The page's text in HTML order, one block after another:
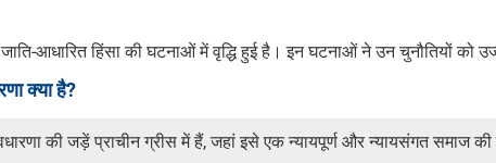
आधारित हिंसा की घटनाओं में वृद्धि हुई है। इन घटनाओं ने उन चुनौतियों को
क्या है?
की जड़ें प्राचीन ग्रीस में हैं, जहां इसे एक न्यायपूर्ण और न्यायसंगत समाज